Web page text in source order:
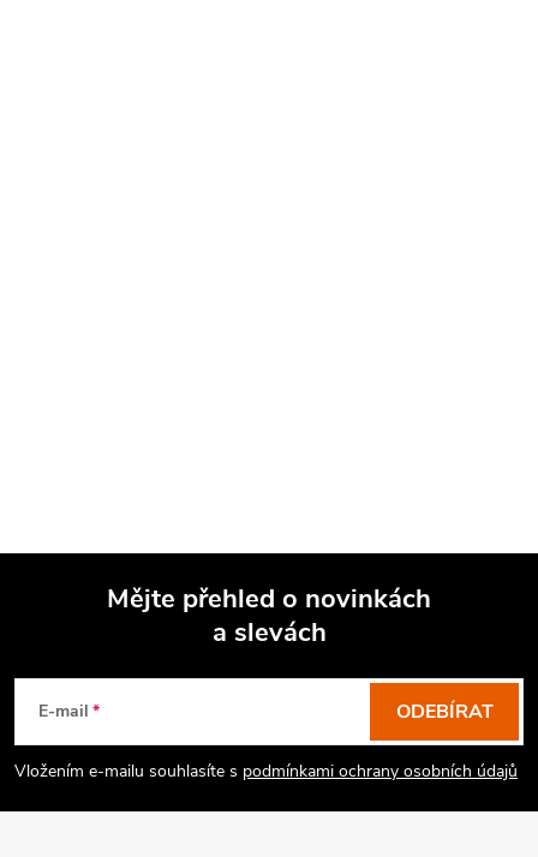
Mějte přehled o novinkách
a slevách
E-mail
Vložením e-mailu souhlasíte s podmínkami ochrany osobních údajů
ODEBÍRAT